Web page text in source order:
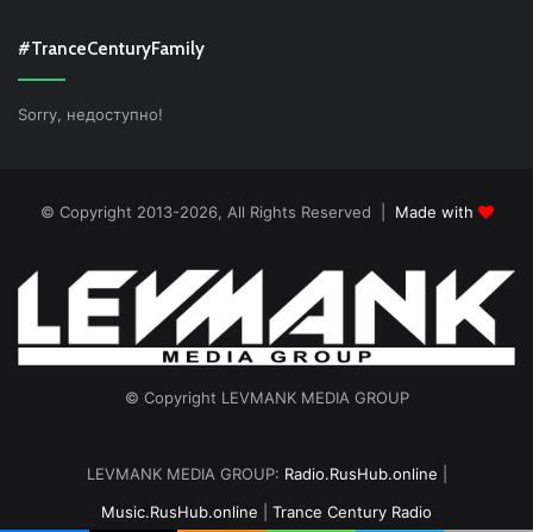
#TranceCenturyFamily
Sorry, недоступно!
© Copyright 2013-2026, All Rights Reserved | Made with
© Copyright LEVMANK MEDIA GROUP
LEVMANK MEDIA GROUP: Radio.RusHub.online
Music.RusHub.online
Trance Century Radio